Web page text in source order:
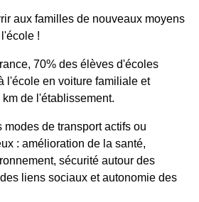
aux familles de nouveaux moyens
!
70% des élèves d'écoles
l'école en voiture familiale et
de l'établissement.
modes de transport actifs ou
: amélioration de la santé,
sécurité autour des
liens sociaux et autonomie des